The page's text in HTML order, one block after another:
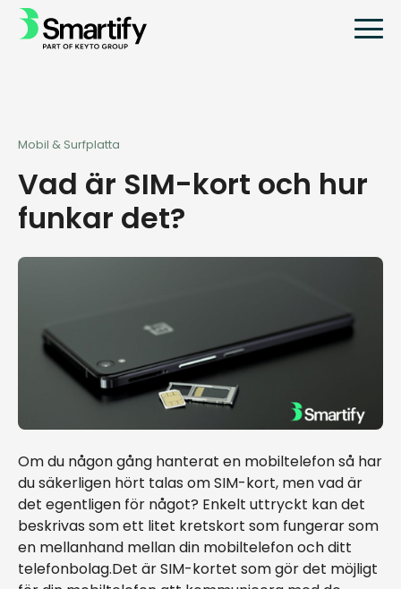
Mobil & Surfplatta
Vad är SIM-kort och hur
funkar det?
Om du någon gång hanterat en mobiltelefon så har
du säkerligen hört talas om SIM-kort, men vad är
det egentligen för något? Enkelt uttryckt kan det
beskrivas som ett litet kretskort som fungerar som
en mellanhand mellan din mobiltelefon och ditt
telefonbolag.Det är SIM-kortet som gör det möjligt